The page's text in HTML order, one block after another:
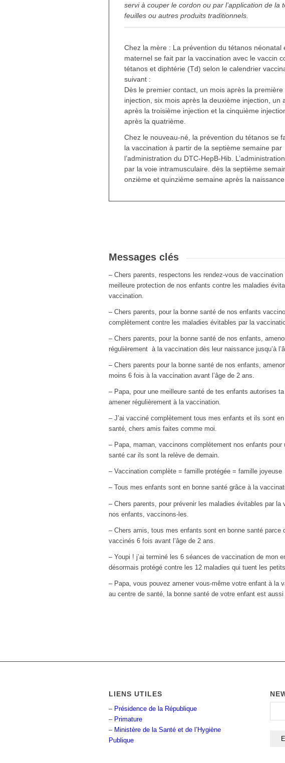
servi à couper le cordon ou par l’application de la
feuilles ou autres produits traditionnels.
Chez la mère : La prévention du tétanos néonatal
maternel se fait par la vaccination avec le vaccin
tétanos et diphtérie (Td) selon le calendrier
suivant :
Dès le premier contact, un mois après la première
injection, six mois après la deuxième injection, un
après la troisième injection et la cinquième
après la quatrième.
Chez le nouveau-né, la prévention du tétanos se
la vaccination à partir de la septième semaine par
l’administration du DTC-HepB-Hib.
par la voie intramusculaire. dès la septième
onzième et quinzième semaine après la
Messages clés
– Chers parents, respectons les rendez-vous de vaccination
meilleure protection de nos enfants contre les maladies
vaccination.
– Chers parents, pour la bonne santé de nos enfants
complètement contre les maladies évitables par la
– Chers parents, pour la bonne santé de nos enfants,
régulièrement à la vaccination dès leur naissance jusqu’à
– Chers parents pour la bonne santé de nos enfants,
moins 6 fois à la vaccination avant l’âge de 2 ans.
– Papa, pour une meilleure santé de tes enfants autorises
amener régulièrement à la vaccination.
– J’ai vacciné complètement tous mes enfants et ils sont en
santé, chers amis faites comme moi.
– Papa, maman, vaccinons complètement nos enfants pour
santé car ils sont la relève de demain.
– Vaccination complète = famille protégée = famille joyeuse
– Tous mes enfants sont en bonne santé grâce à la
– Chers parents, pour prévenir les maladies évitables par la
nos enfants, vaccinons-les.
– Chers amis, tous mes enfants sont en bonne santé parce
vaccinés 6 fois avant l’âge de 2 ans.
– Youpi ! j’ai terminé les 6 séances de vaccination de mon
désormais protégé contre les 12 maladies qui tuent les
– Papa, vous pouvez amener vous-même votre enfant à la
au centre de santé, la bonne santé de votre enfant est aussi
LIENS UTILES
– Présidence de la République
– Primature
– Ministère de la Santé et de l’Hygiène
Publique